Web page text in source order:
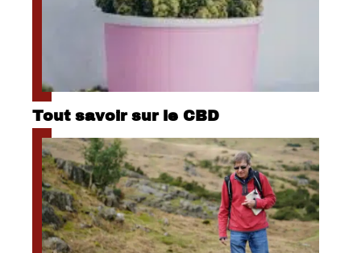
Tout savoir sur le CBD